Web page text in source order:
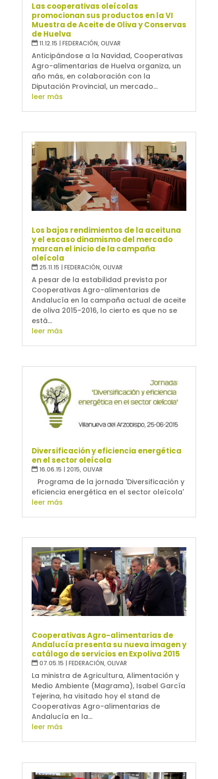
Las cooperativas oleícolas
promocionan sus productos en la VI
Muestra de Aceite de Oliva y Conservas
de Huelva
11.12.15 | FEDERACIÓN,OLIVAR
Anticipándose a la Navidad, Cooperativas
Agro-alimentarias de Huelva organiza, un
año más, en colaboración con la
Diputación Provincial, un mercado...
leer más
Los bajos rendimientos de la aceituna
y el escaso dinamismo del mercado
marcan el inicio de la campaña
oleícola
25.11.15 | FEDERACIÓN,OLIVAR
A pesar de la estabilidad prevista por
Cooperativas Agro-alimentarias de
Andalucía en la campaña actual de aceite
de oliva 2015-2016, lo cierto es que no se
está...
leer más
Diversificación y eficiencia energética
en el sector oleícola
16.06.15 | 2015,OLIVAR
Programa de la jornada 'Diversificación y
eficiencia energética en el sector oleícola'
leer más
Cooperativas Agro-alimentarias de
Andalucía presenta su nueva imagen y
catálogo de servicios en Expoliva 2015
07.05.15 | FEDERACIÓN,OLIVAR
La ministra de Agricultura, Alimentación y
Medio Ambiente (Magrama), Isabel García
Tejerina, ha visitado hoy el stand de
Cooperativas Agro-alimentarias de
Andalucía en la...
leer más